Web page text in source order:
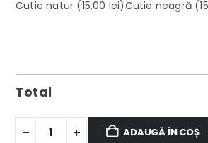
Cutie natur (15,00 lei)Cutie neagră
Total
ADAUGĂ ÎN COȘ